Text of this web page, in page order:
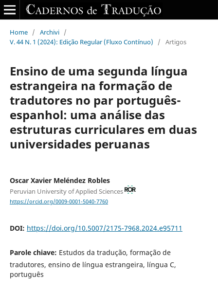
Home / Archivi /
V. 44 N. 1 (2024): Edição Regular (Fluxo Contínuo)
/ Artigos
Ensino de uma segunda língua
estrangeira na formação de
tradutores no par português-
espanhol: uma análise das
estruturas curriculares em duas
universidades peruanas
Oscar Xavier Meléndez Robles
Peruvian University of Applied Sciences
https://orcid.org/0009-0001-5040-7760
DOI: https://doi.org/10.5007/2175-7968.2024.e95711
Parole chiave: Estudos da tradução, formação de
tradutores, ensino de língua estrangeira, língua C,
português